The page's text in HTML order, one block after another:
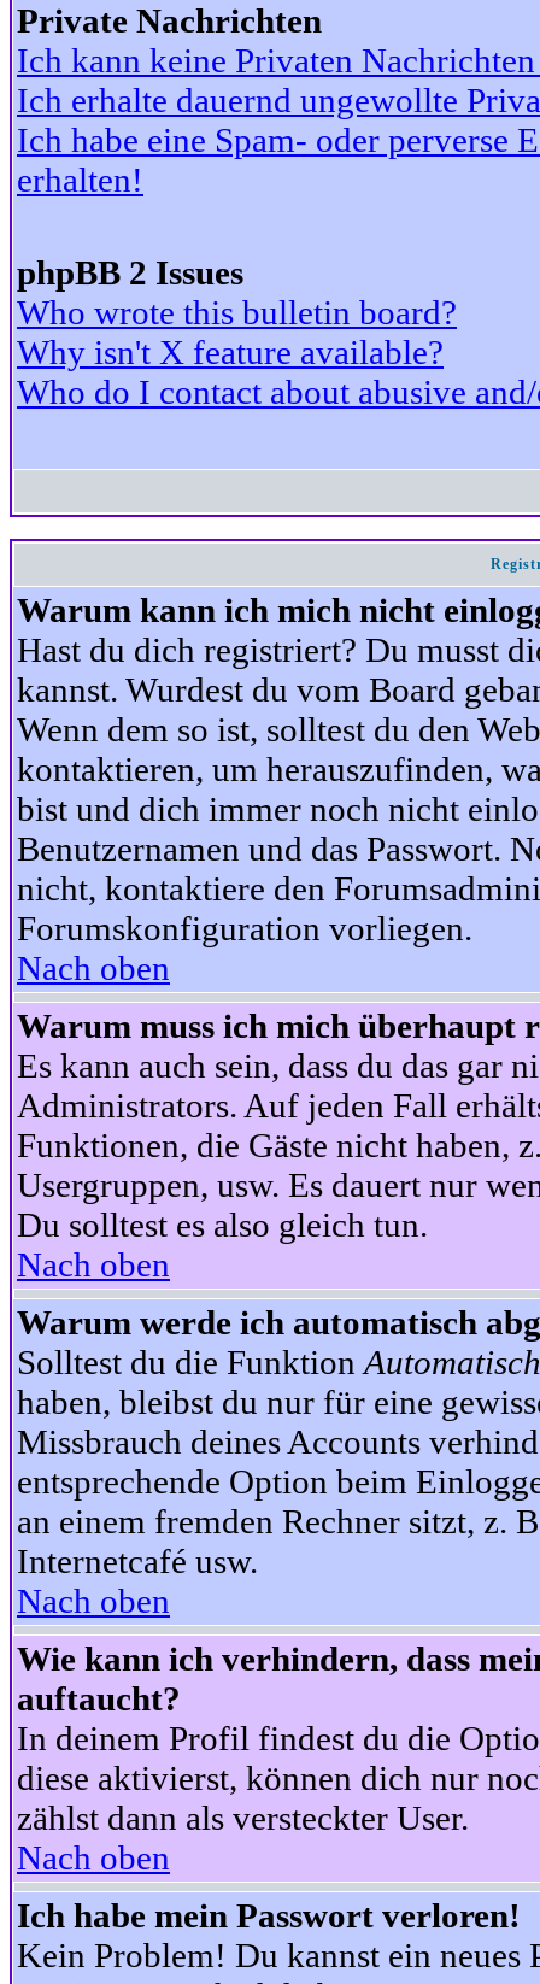
Private Nachrichten
Ich kann keine Privaten
Ich erhalte dauernd ungewollte
Ich habe eine Spam- oder perverse
erhalten!
phpBB 2 Issues
Who wrote this bulletin board?
Why isn't X feature available?
Who do I contact about abusive
Warum kann ich mich nicht
Hast du dich registriert? Du musst
kannst. Wurdest du vom Board
Wenn dem so ist, solltest du den
kontaktieren, um herauszufinden,
bist und dich immer noch nicht
Benutzernamen und das Passwort.
nicht, kontaktiere den
Forumskonfiguration vorliegen.
Nach oben
Warum muss ich mich überhaupt
Es kann auch sein, dass du das gar
Administrators. Auf jeden Fall
Funktionen, die Gäste nicht haben,
Usergruppen, usw. Es dauert nur
Du solltest es also gleich tun.
Nach oben
Warum werde ich automatisch
Solltest du die Funktion
haben, bleibst du nur für eine
Missbrauch deines Accounts
entsprechende Option beim
an einem fremden Rechner sitzt, z.
Internetcafé usw.
Nach oben
Wie kann ich verhindern, dass
auftaucht?
In deinem Profil findest du die
diese aktivierst, können dich nur
zählst dann als versteckter User.
Nach oben
Ich habe mein Passwort verloren!
Kein Problem! Du kannst ein neues